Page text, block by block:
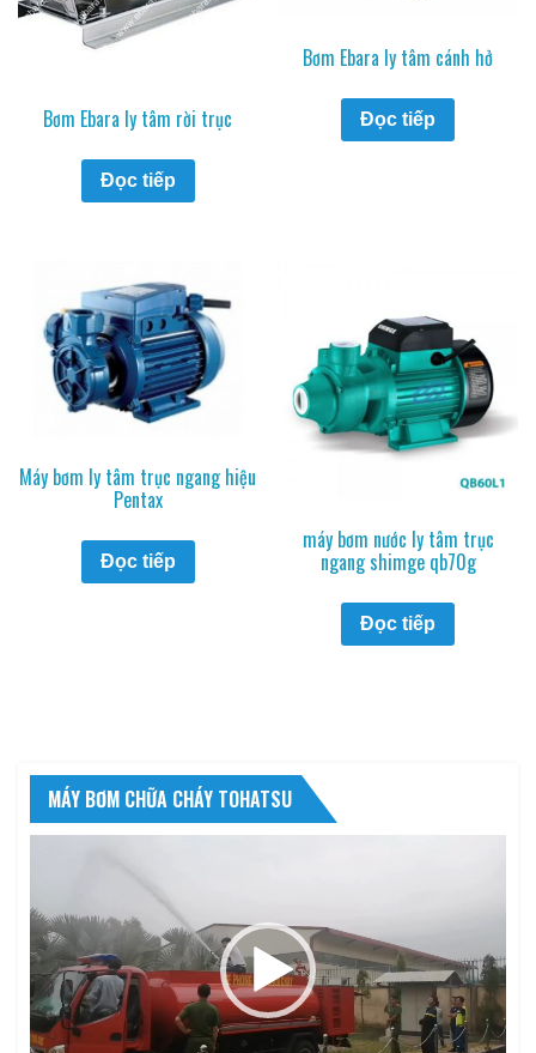
Bơm Ebara ly tâm rời trục
Đọc tiếp
Bơm Ebara ly tâm cánh hở
Đọc tiếp
Máy bơm ly tâm trục ngang hiệu
Pentax
Đọc tiếp
máy bơm nước ly tâm trục
ngang shimge qb70g
Đọc tiếp
MÁY BƠM CHỮA CHÁY TOHATSU
Video